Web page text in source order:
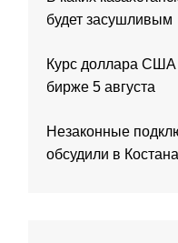
будет засушливым
Курс доллара США
бирже 5 августа
Незаконные
обсудили в